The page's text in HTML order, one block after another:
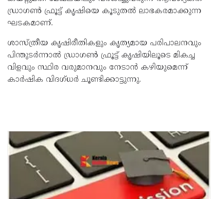
ഡ്രാഗൺ ഫ്രൂട്ട് കൃഷിയെ കൂടുതൽ ലാഭകരമാക്കുന്ന
ഘടകമാണ്.
ശാസ്ത്രീയ കൃഷിരീതികളും കൃത്യമായ പരിപാലനവും
പിന്തുടർന്നാൽ ഡ്രാഗൺ ഫ്രൂട്ട് കൃഷിയിലൂടെ മികച്ച
വിളവും സ്ഥിര വരുമാനവും നേടാൻ കഴിയുമെന്ന്
കാർഷിക വിദഗ്ധർ ചൂണ്ടിക്കാട്ടുന്നു.